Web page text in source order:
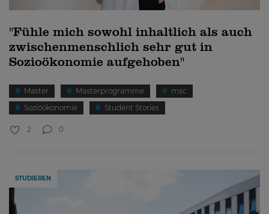
"Fühle mich sowohl inhaltlich als auch
zwischenmenschlich sehr gut in
Sozioökonomie aufgehoben"
Master Masterprogramme
msc
Soziöökonomie
Student Stories
2 0
STUDIEREN